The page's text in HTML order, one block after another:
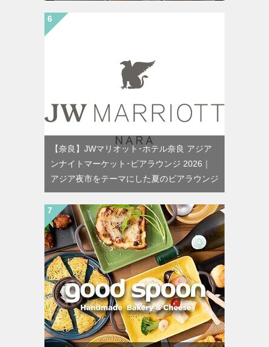
【奈良】JWマリオット･ホテル奈良 アジア
ンナイトマーケット･ビアラウンジ 2026｜
アジア夜市をテーマにした夏のビアラウンジ